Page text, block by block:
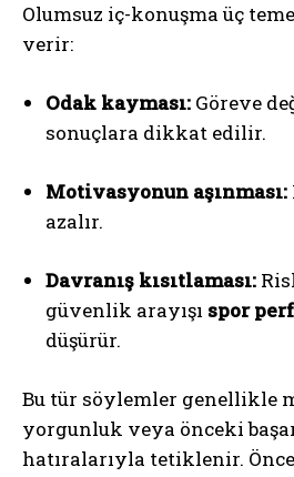
Olumsuz iç-konuşma üç
verir:
Odak kayması: Göreve
sonuçlara dikkat edilir.
Motivasyonun aşınması:
azalır.
Davranış kısıtlaması:
güvenlik arayışı spor
düşürür.
Bu tür söylemler genellikle
yorgunluk veya önceki
hatıralarıyla tetiklenir.